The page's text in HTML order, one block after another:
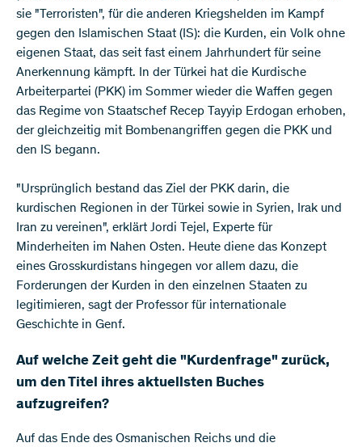
sie "Terroristen", für die anderen Kriegshelden im Kampf
gegen den Islamischen Staat (IS): die Kurden, ein Volk ohne
eigenen Staat, das seit fast einem Jahrhundert für seine
Anerkennung kämpft. In der Türkei hat die Kurdische
Arbeiterpartei (PKK) im Sommer wieder die Waffen gegen
das Regime von Staatschef Recep Tayyip Erdogan erhoben,
der gleichzeitig mit Bombenangriffen gegen die PKK und
den IS begann.
"Ursprünglich bestand das Ziel der PKK darin, die
kurdischen Regionen in der Türkei sowie in Syrien, Irak und
Iran zu vereinen", erklärt Jordi Tejel, Experte für
Minderheiten im Nahen Osten. Heute diene das Konzept
eines Grosskurdistans hingegen vor allem dazu, die
Forderungen der Kurden in den einzelnen Staaten zu
legitimieren, sagt der Professor für internationale
Geschichte in Genf.
Auf welche Zeit geht die "Kurdenfrage" zurück,
um den Titel ihres aktuellsten Buches
aufzugreifen?
Auf das Ende des Osmanischen Reichs und die